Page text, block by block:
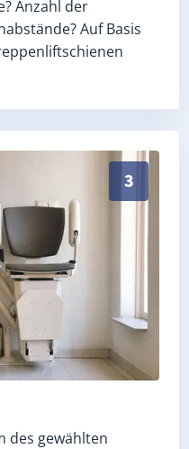
Anzahl der
Auf Basis
3
durch zertifizierte
des gewählten